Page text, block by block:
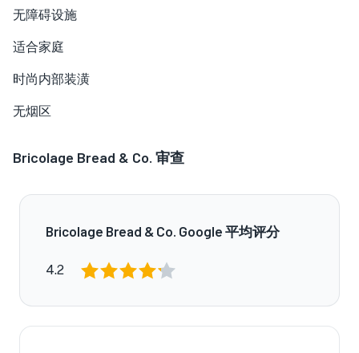
无障碍设施
适合家庭
时尚内部装潢
无烟区
Bricolage Bread & Co. 审查
Bricolage Bread & Co. Google 平均评分
4.2